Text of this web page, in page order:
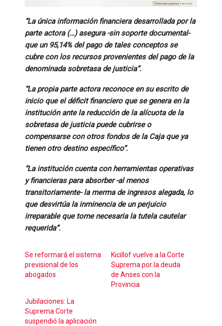
“La única información financiera desarrollada por la
parte actora (…) asegura -sin soporte documental-
que un 95,14% del pago de tales conceptos se
cubre con los recursos provenientes del pago de la
denominada sobretasa de justicia”.
“La propia parte actora reconoce en su escrito de
inicio que el déficit financiero que se genera en la
institución ante la reducción de la alícuota de la
sobretasa de justicia puede cubrirse o
compensarse con otros fondos de la Caja que ya
tienen otro destino específico”.
“La institución cuenta con herramientas operativas
y financieras para absorber -al menos
transitoriamente- la merma de ingresos alegada, lo
que desvirtúa la inminencia de un perjuicio
irreparable que torne necesaria la tutela cautelar
requerida”.
Se reformará el sistema
previsional de los
abogados
Kicillof vuelve a la Corte
Suprema por la deuda
de Anses con la
Provincia
Jubilaciones: La
Suprema Corte
suspendió la aplicación